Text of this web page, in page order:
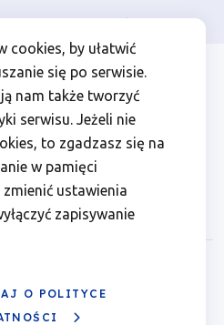
cookies, by ułatwić
się po serwisie.
nam także tworzyć
serwisu. Jeżeli nie
to zgadzasz się na
w pamięci
ustawienia
zapisywanie
O POLITYCE
Firma
Menu
top
left